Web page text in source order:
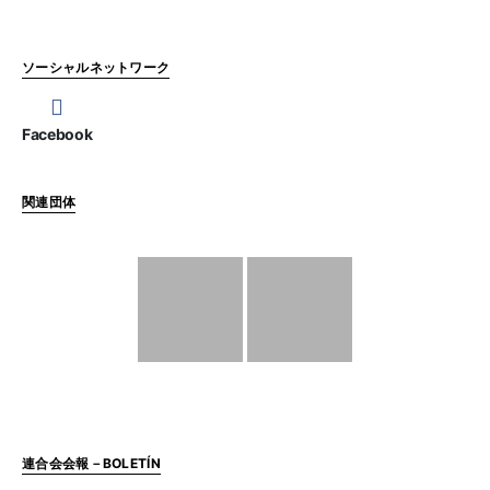
ソーシャルネットワーク
Facebook
関連団体
連合会会報－BOLETÍN